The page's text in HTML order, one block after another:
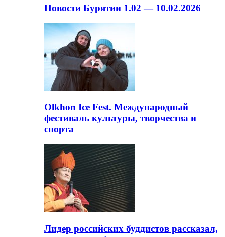
Новости Бурятии 1.02 — 10.02.2026
Olkhon Ice Fest. Международный
фестиваль культуры, творчества и
спорта
Лидер российских буддистов рассказал,